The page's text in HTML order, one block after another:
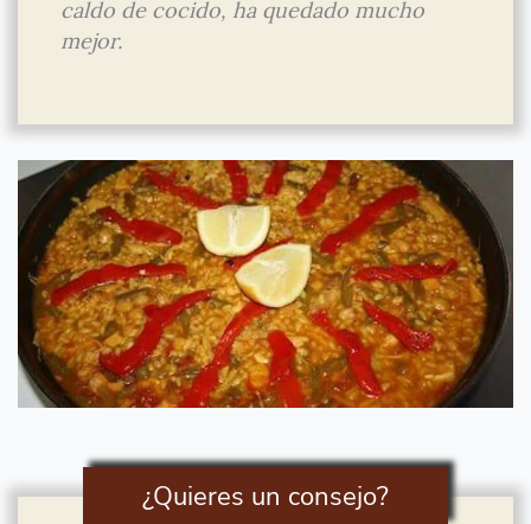
caldo de cocido, ha quedado mucho
mejor.
¿Quieres un consejo?